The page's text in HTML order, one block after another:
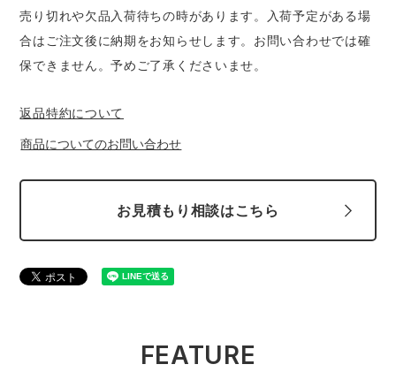
防寒
弘進ゴム 藤井電工
福山ゴム工業 ビッグボーン商事株式会社
売り切れや欠品入荷待ちの時があります。入荷予定がある場
合はご注文後に納期をお知らせします。お問い合わせでは確
保できません。予めご了承くださいませ。
返品特約について
商品についてのお問い合わせ
お見積もり相談はこちら
FEATURE